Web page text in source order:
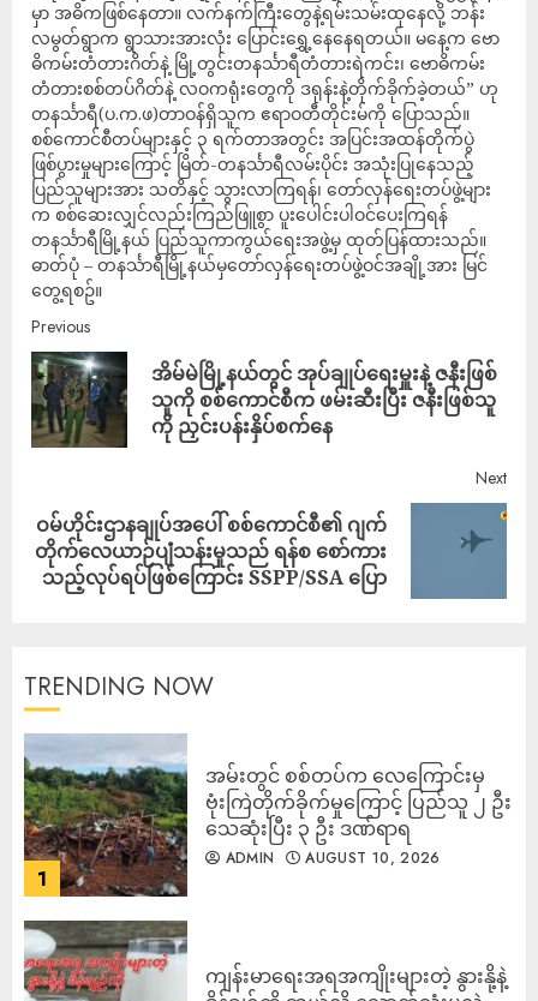
မှာ အဓိကဖြစ်နေတာ။ လက်နက်ကြီးတွေနဲ့ရမ်းသမ်းထုနေလို့ ဘန်း
လမွတ်ရွာက ရွာသားအားလုံး ပြောင်းရွှေ့နေနေရတယ်။ မနေ့က ဗော
ဓိကမ်းတံတားဂိတ်နဲ့ မြို့တွင်းတနင်္သာရီတံတားရဲကင်း၊ ဗောဓိကမ်း
တံတားစစ်တပ်ဂိတ်နဲ့ လဝကရုံးတွေကို ဒရုန်းနဲ့တိုက်ခိုက်ခဲ့တယ်” ဟု
တနင်္သာရီ(ပ.က.ဖ)တာဝန်ရှိသူက ဧရာဝတီတိုင်းမ်ကို ပြောသည်။
စစ်ကောင်စီတပ်များနှင့် ၃ ရက်တာအတွင်း အပြင်းအထန်တိုက်ပွဲ
ဖြစ်ပွားမှုများကြောင့် မြိတ်-တနင်္သာရီလမ်းပိုင်း အသုံးပြုနေသည့်
ပြည်သူများအား သတိနှင့် သွားလာကြရန်၊ တော်လှန်ရေးတပ်ဖွဲ့များ
က စစ်ဆေးလျှင်လည်းကြည်ဖြူစွာ ပူးပေါင်းပါ‌ဝင်ပေးကြရန်
တနင်္သာရီမြို့နယ် ပြည်သူကာကွယ်ရေးအဖွဲ့မှ ထုတ်ပြန်ထားသည်။
ဓာတ်ပုံ – တနင်္သာရီမြို့နယ်မှတော်လှန်ရေးတပ်ဖွဲ့ဝင်အချို့အား မြင်
တွေ့ရစဥ်။
Previous
အိမ်မဲမြို့နယ်တွင် အုပ်ချုပ်ရေးမှူးနဲ့ ဇနီးဖြစ်
သူကို စစ်ကောင်စီက ဖမ်းဆီးပြီး ဇနီးဖြစ်သူ
ကို ညှင်းပန်းနှိပ်စက်နေ
Next
ဝမ်ဟိုင်းဌာနချုပ်အပေါ် စစ်ကောင်စီ၏ ဂျက်
တိုက်လေယာဉ်ပျံသန်းမှုသည် ရန်စ စော်ကား
သည့်လုပ်ရပ်ဖြစ်ကြောင်း SSPP/SSA ပြော
TRENDING NOW
1
‎အမ်းတွင် စစ်တပ်က လေကြောင်းမှ
ဗုံးကြဲတိုက်ခိုက်မှုကြောင့် ပြည်သူ ၂ ဦး
သေဆုံးပြီး ၃ ဦး ဒဏ်ရာရ
ADMIN AUGUST 10, 2026
ကျန်းမာရေးအရအကျိုးများတဲ့ နွားနို့နဲ့